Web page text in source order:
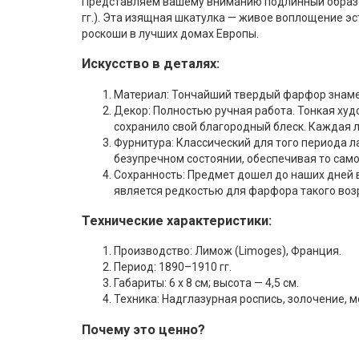
гг.). Эта изящная шкатулка — живое воплощение
роскоши в лучших домах Европы.
Искусство в деталях:
Материал: Тончайший твердый фарфор
Декор: Полностью ручная работа. Тонкая
сохранило свой благородный блеск. Каждая
Фурнитура: Классический для того периода
безупречном состоянии, обеспечивая то
Сохранность: Предмет дошел до наших дней
является редкостью для фарфора такого
Технические характеристики:
Производство: Лимож (Limoges), Франция.
Период: 1890–1910 гг.
Габариты: 6 х 8 см; высота — 4,5 см.
Техника: Надглазурная роспись, золочение,
Почему это ценно?